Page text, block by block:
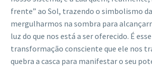
frente” ao Sol, trazendo o simbolismo da
mergulharmos na sombra para
luz do que nos está a ser oferecido. É
transformação consciente que ele nos
quebra a casca para manifestar o seu